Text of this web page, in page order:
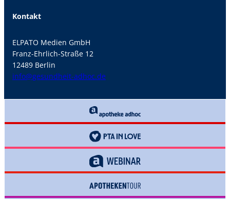
Kontakt
ELPATO Medien GmbH
Franz-Ehrlich-Straße 12
12489 Berlin
info@gesundheit-adhoc.de